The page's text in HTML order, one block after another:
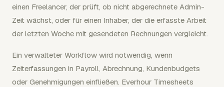
einen Freelancer, der prüft, ob nicht abgerechnete Admin-
Zeit wächst, oder für einen Inhaber, der die erfasste Arbeit
der letzten Woche mit gesendeten Rechnungen vergleicht.
Ein verwalteter Workflow wird notwendig, wenn
Zeiterfassungen in Payroll, Abrechnung, Kundenbudgets
oder Genehmigungen einfließen. Everhour Timesheets